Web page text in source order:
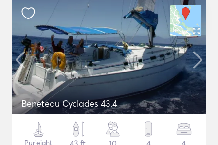
Beneteau Cyclades 43.4
Purjejaht
43 ft
10 4 4